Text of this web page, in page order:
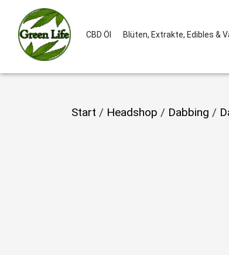
CBD Öl Blüten, Extrakte, Edibles &
Start / Headshop / Dabbing /